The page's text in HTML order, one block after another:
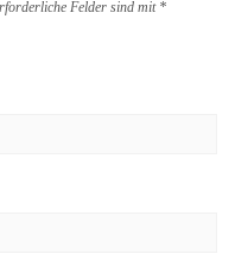
Felder sind mit *